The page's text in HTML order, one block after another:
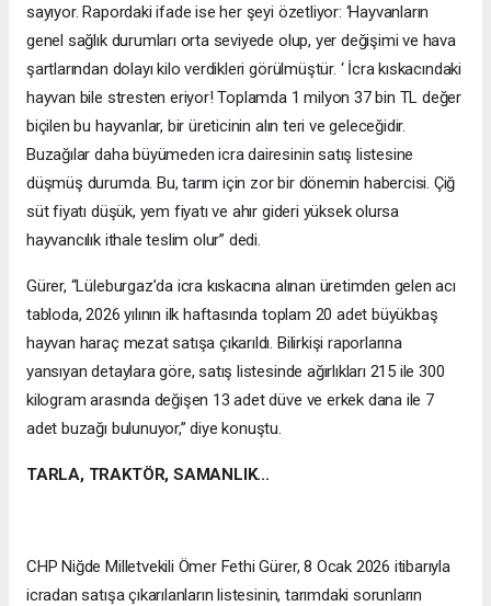
sayıyor. Rapordaki ifade ise her şeyi özetliyor: ‘Hayvanların
genel sağlık durumları orta seviyede olup, yer değişimi ve hava
şartlarından dolayı kilo verdikleri görülmüştür. ‘ İcra kıskacındaki
hayvan bile stresten eriyor! Toplamda 1 milyon 37 bin TL değer
biçilen bu hayvanlar, bir üreticinin alın teri ve geleceğidir.
Buzağılar daha büyümeden icra dairesinin satış listesine
düşmüş durumda. Bu, tarım için zor bir dönemin habercisi. Çiğ
süt fiyatı düşük, yem fiyatı ve ahır gideri yüksek olursa
hayvancılık ithale teslim olur” dedi.
Gürer, “Lüleburgaz’da icra kıskacına alınan üretimden gelen acı
tabloda, 2026 yılının ilk haftasında toplam 20 adet büyükbaş
hayvan haraç mezat satışa çıkarıldı. Bilirkişi raporlarına
yansıyan detaylara göre, satış listesinde ağırlıkları 215 ile 300
kilogram arasında değişen 13 adet düve ve erkek dana ile 7
adet buzağı bulunuyor,” diye konuştu.
TARLA, TRAKTÖR, SAMANLIK...
CHP Niğde Milletvekili Ömer Fethi Gürer, 8 Ocak 2026 itibarıyla
icradan satışa çıkarılanların listesinin, tarımdaki sorunların